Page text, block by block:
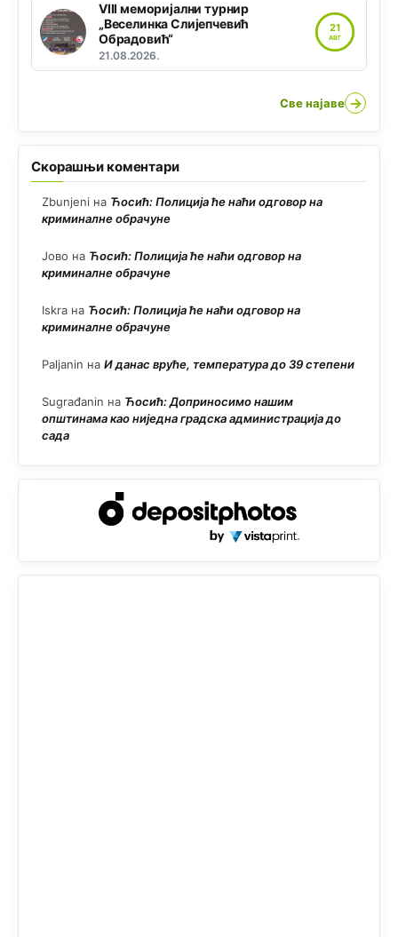
VIII меморијални турнир
„Веселинка Слијепчевић
Обрадовић“
21.08.2026.
21
АВГ
Све најаве →
Скорашњи коментари
Zbunjeni на Ћосић: Полиција ће наћи одговор на
криминалне обрачуне
Јово на Ћосић: Полиција ће наћи одговор на
криминалне обрачуне
Iskra на Ћосић: Полиција ће наћи одговор на
криминалне обрачуне
Paljanin на И данас вруће, температура до 39 степени
Sugrađanin на Ћосић: Доприносимо нашим
општинама као ниједна градска администрација до
сада